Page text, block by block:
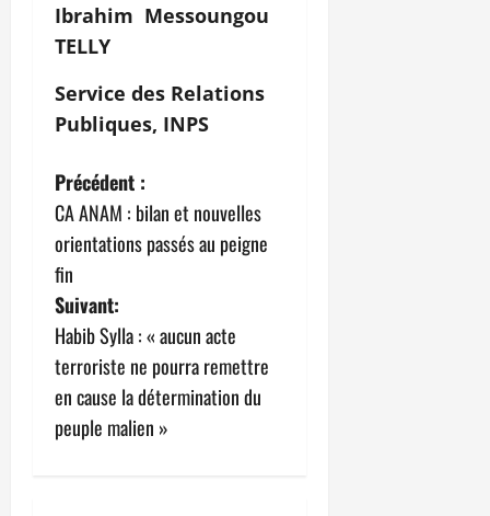
Ibrahim Messoungou
TELLY
Service des Relations
Publiques, INPS
N
a
v
i
g
a
Précédent :
CA ANAM : bilan et nouvelles
orientations passés au peigne
fin
Suivant:
Habib Sylla : « aucun acte
terroriste ne pourra remettre
en cause la détermination du
peuple malien »